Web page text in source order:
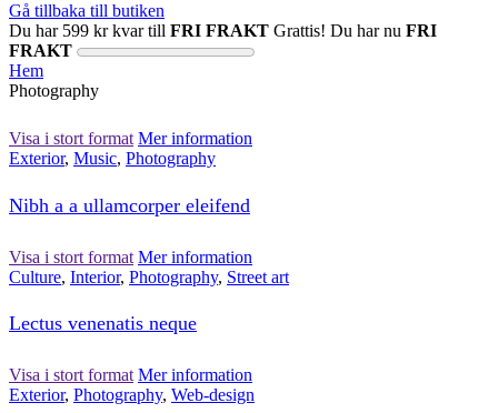
Gå tillbaka till butiken
Du har 599 krkvar till FRI FRAKT Grattis! Du har nu FRI
FRAKT
Hem
Photography
Visa i stort format Mer information
Exterior, Music, Photography
Nibh a a ullamcorper eleifend
Visa i stort format Mer information
Culture, Interior, Photography, Street art
Lectus venenatis neque
Visa i stort format Mer information
Exterior, Photography, Web-design